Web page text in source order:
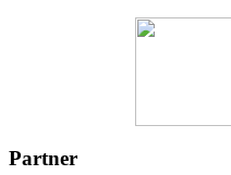
Partner